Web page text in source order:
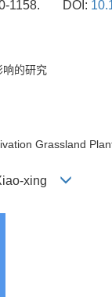
1158. DOI:
响的研究
Grassland
xing